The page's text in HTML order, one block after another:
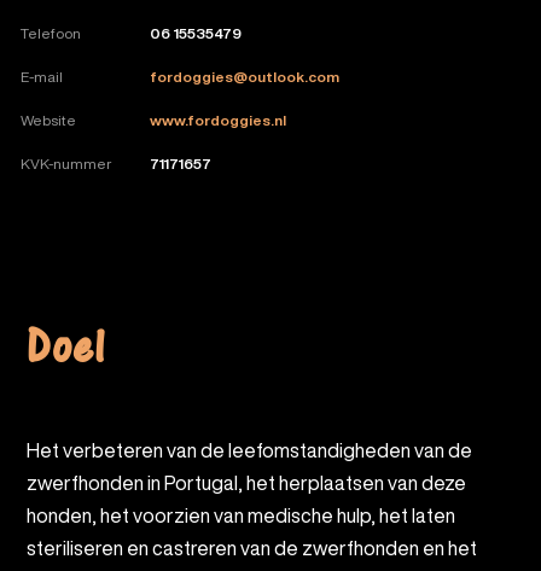
Telefoon 06 15535479
E-mail fordoggies@outlook.com
Website www.fordoggies.nl
KVK-nummer 71171657
Doel
Het verbeteren van de leefomstandigheden van de
zwerfhonden in Portugal, het herplaatsen van deze
honden, het voorzien van medische hulp, het laten
steriliseren en castreren van de zwerfhonden en het